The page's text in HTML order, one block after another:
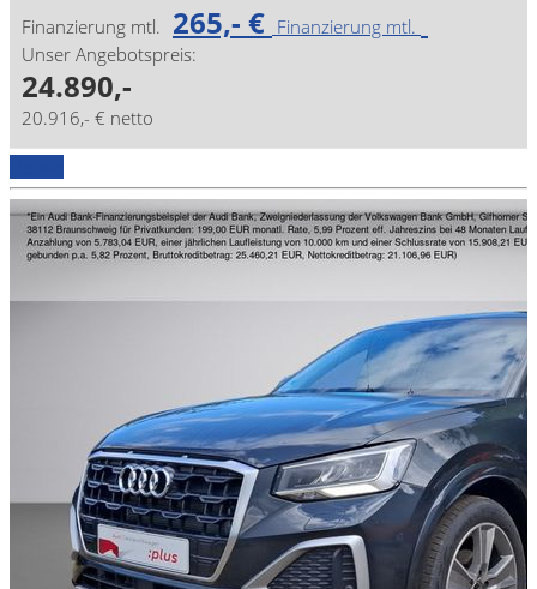
Finanzierung mtl. 265,- € Finanzierung mtl.
Unser Angebotspreis:
24.890,-
20.916,- € netto